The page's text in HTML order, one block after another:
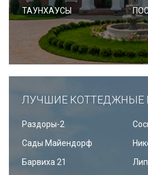
ТАУНХАУСЫ
ЛУЧШИЕ КОТТЕДЖНЫЕ
Раздоры-2
Сады Майендорф
Барвиха 21